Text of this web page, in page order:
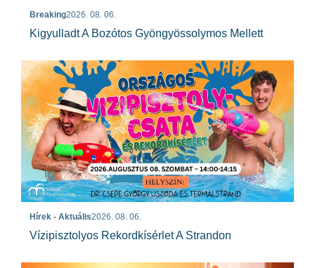
Breaking2026. 08. 06.
Kigyulladt A Bozótos Gyöngyössolymos Mellett
Hírek - Aktuális2026. 08. 06.
Vízipisztolyos Rekordkísérlet A Strandon